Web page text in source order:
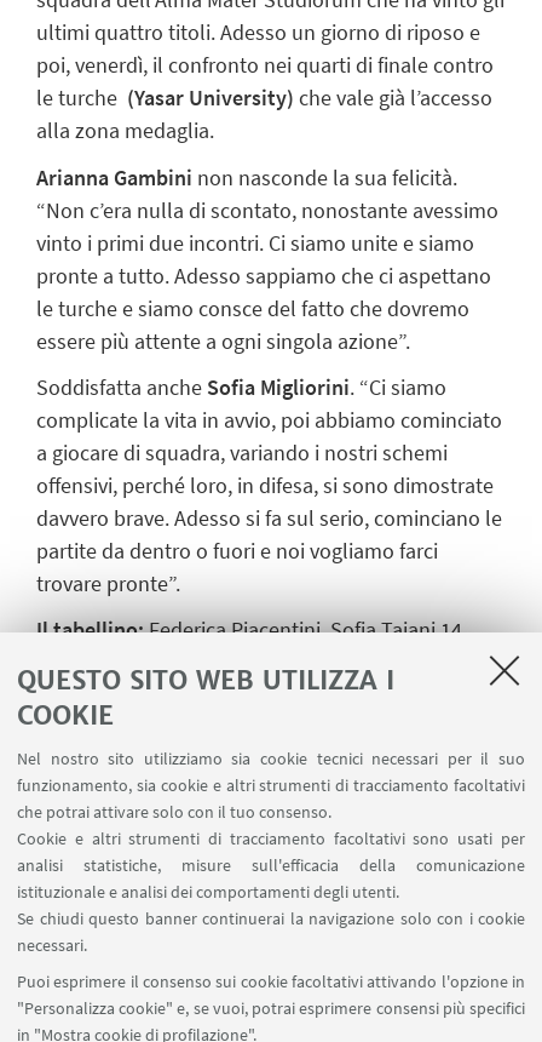
QUESTO SITO WEB UTILIZZA I
COOKIE
Nel nostro sito utilizziamo sia cookie tecnici necessari per il suo
funzionamento, sia cookie e altri strumenti di tracciamento facoltativi
che potrai attivare solo con il tuo consenso.
Cookie e altri strumenti di tracciamento facoltativi sono usati per
analisi statistiche, misure sull'efficacia della comunicazione
istituzionale e analisi dei comportamenti degli utenti.
Se chiudi questo banner continuerai la navigazione solo con i cookie
necessari.
Puoi esprimere il consenso sui cookie facoltativi attivando l'opzione in
"Personalizza cookie" e, se vuoi, potrai esprimere consensi più specifici
in "Mostra cookie di profilazione".
ultimi quattro titoli. Adesso un giorno di riposo e
poi, venerdì, il confronto nei quarti di finale contro
le turche (Yasar University) che vale già l’accesso
alla zona medaglia.
Arianna Gambini non nasconde la sua felicità.
“Non c’era nulla di scontato, nonostante avessimo
vinto i primi due incontri. Ci siamo unite e siamo
pronte a tutto. Adesso sappiamo che ci aspettano
le turche e siamo consce del fatto che dovremo
essere più attente a ogni singola azione”.
Soddisfatta anche Sofia Migliorini. “Ci siamo
complicate la vita in avvio, poi abbiamo cominciato
a giocare di squadra, variando i nostri schemi
offensivi, perché loro, in difesa, si sono dimostrate
davvero brave. Adesso si fa sul serio, cominciano le
partite da dentro o fuori e noi vogliamo farci
trovare pronte”.
Il tabellino:Federica Piacentini, Sofia Taiani 14,
Rebecca Laporta, Sofia Migliorini 7, Stefania
Bernabè 4, Sara Fontemaggi 11, Erika Bendoni 7,
Arianna Gambini, Giulia Galletti 5, Irene Carnevali 1.
Allenatore: Leonardo Palladino. Vice: Ilaria Gaiani.
Staff: Matteo Galli, Alessandro Vitti, Agostino
Briatico.
Nel match di esordio le cussine avevano piegato le
estoni di Tartu, 3-0 (25-16, 25-19, 25-18). Stesso
risultato, 3-0, contro le olandesi di Wageningen
(25-16, 25-15, 25-13).